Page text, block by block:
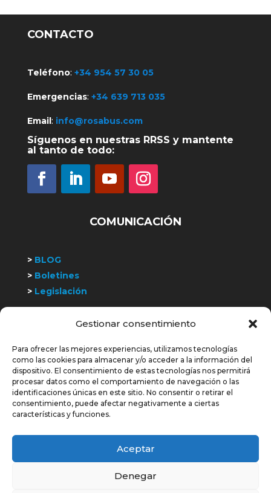
Gestionar consentimiento
Para ofrecer las mejores experiencias, utilizamos tecnologías
como las cookies para almacenar y/o acceder a la información del
dispositivo. El consentimiento de estas tecnologías nos permitirá
procesar datos como el comportamiento de navegación o las
identificaciones únicas en este sitio. No consentir o retirar el
consentimiento, puede afectar negativamente a ciertas
características y funciones.
Aceptar
Denegar
CONTACTO
Teléfono: +34 954 57 30 05
Emergencias: +34 639 713 035
Email : info@rosabus.com
Síguenos en nuestras RRSS y mantente
al tanto de todo:
COMUNICACIÓN
>BLOG
>Boletines
>Legislación
Trabaja con nosotros
COLABORAMOS Y SOMOS MIEMBROS DE: